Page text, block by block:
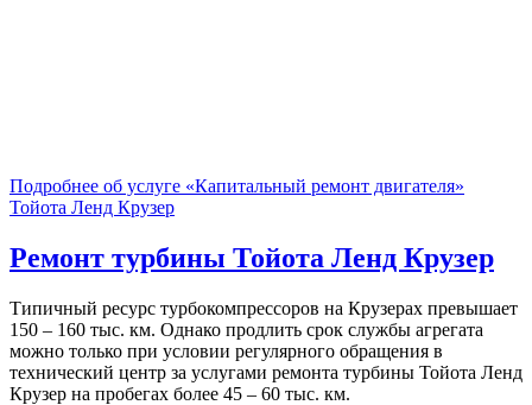
Подробнее об услуге «Капитальный ремонт двигателя»
Тойота Ленд Крузер
Ремонт турбины Тойота Ленд Крузер
Типичный ресурс турбокомпрессоров на Крузерах превышает
150 – 160 тыс. км. Однако продлить срок службы агрегата
можно только при условии регулярного обращения в
технический центр за услугами ремонта турбины Тойота Ленд
Крузер на пробегах более 45 – 60 тыс. км.